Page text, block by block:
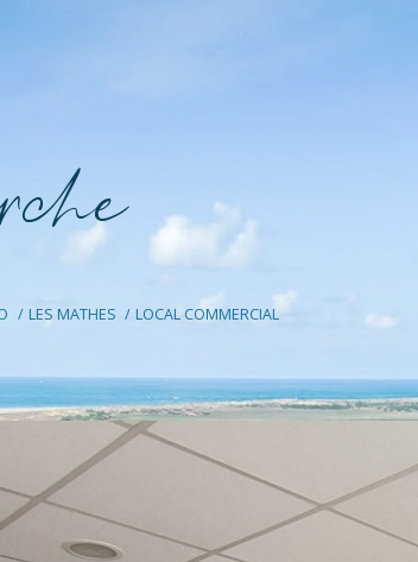
ce
LES MATHES LOCAL COMMERCIAL